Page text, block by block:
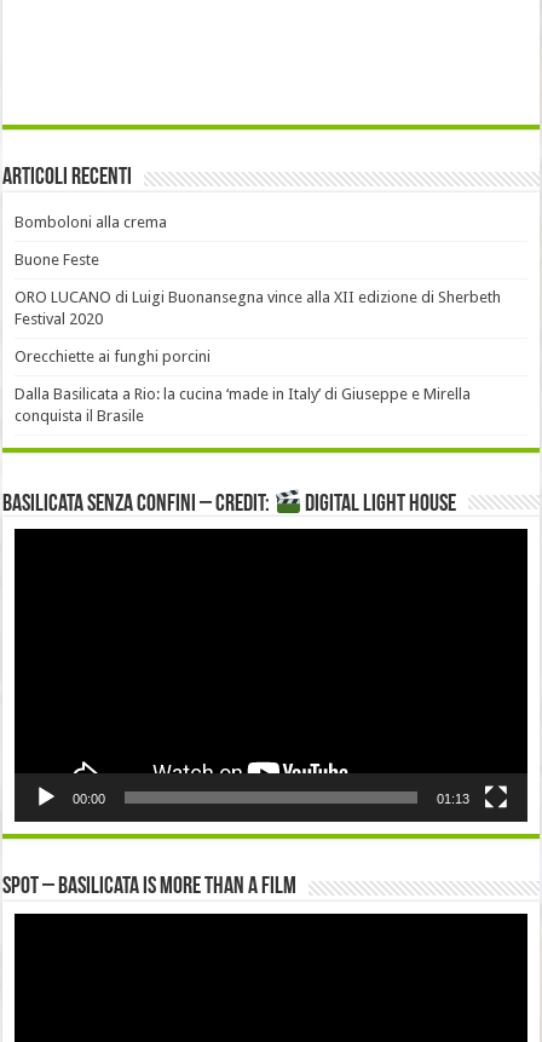
Articoli recenti
Bomboloni alla crema
Buone Feste
ORO LUCANO di Luigi Buonansegna vince alla XII edizione di Sherbeth
Festival 2020
Orecchiette ai funghi porcini
Dalla Basilicata a Rio: la cucina ‘made in Italy’ di Giuseppe e Mirella
conquista il Brasile
Basilicata senza confini – Credit: DIGITAL LIGHT HOUSE
00:00 01:13
Spot – Basilicata is more than a Film